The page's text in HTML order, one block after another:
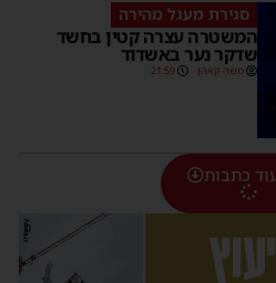
סגירת מעגל מהירה
המשטרה עצרה קטין בחשד
שדקר נער באשדוד
משה קאהן 21:59
כתבות